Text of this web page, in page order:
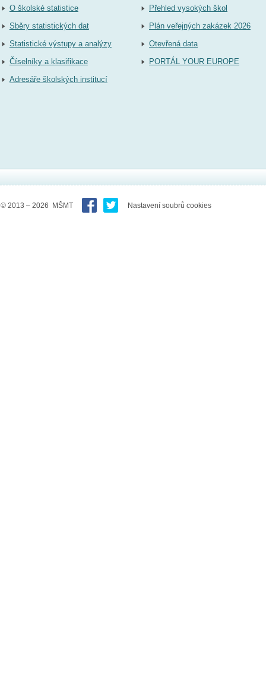
O školské statistice
Sběry statistických dat
Statistické výstupy a analýzy
Číselníky a klasifikace
Adresáře školských institucí
Přehled vysokých škol
Plán veřejných zakázek 2026
Otevřená data
PORTÁL YOUR EUROPE
© 2013 – 2026 MŠMT Nastavení soubrů cookies